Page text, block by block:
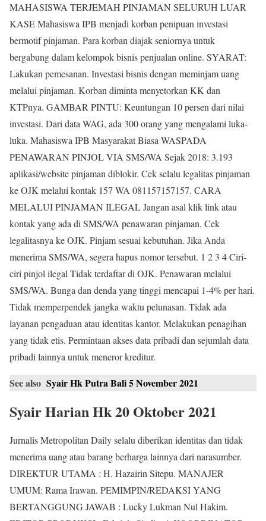
MAHASISWA TERJEMAH PINJAMAN SELURUH LUAR
KASE Mahasiswa IPB menjadi korban penipuan investasi
bermotif pinjaman. Para korban diajak seniornya untuk
bergabung dalam kelompok bisnis penjualan online. SYARAT:
Lakukan pemesanan. Investasi bisnis dengan meminjam uang
melalui pinjaman. Korban diminta menyetorkan KK dan
KTPnya. GAMBAR PINTU: Keuntungan 10 persen dari nilai
investasi. Dari data WAG, ada 300 orang yang mengalami luka-
luka. Mahasiswa IPB Masyarakat Biasa WASPADA
PENAWARAN PINJOL VIA SMS/WA Sejak 2018: 3.193
aplikasi/website pinjaman diblokir. Cek selalu legalitas pinjaman
ke OJK melalui kontak 157 WA 081157157157. CARA
MELALUI PINJAMAN ILEGAL Jangan asal klik link atau
kontak yang ada di SMS/WA penawaran pinjaman. Cek
legalitasnya ke OJK. Pinjam sesuai kebutuhan. Jika Anda
menerima SMS/WA, segera hapus nomor tersebut. 1 2 3 4 Ciri-
ciri pinjol ilegal Tidak terdaftar di OJK. Penawaran melalui
SMS/WA. Bunga dan denda yang tinggi mencapai 1-4% per hari.
Tidak memperpendek jangka waktu pelunasan. Tidak ada
layanan pengaduan atau identitas kantor. Melakukan penagihan
yang tidak etis. Permintaan akses data pribadi dan sejumlah data
pribadi lainnya untuk meneror kreditur.
See also Syair Hk Putra Bali 5 November 2021
Syair Harian Hk 20 Oktober 2021
Jurnalis Metropolitan Daily selalu diberikan identitas dan tidak
menerima uang atau barang berharga lainnya dari narasumber.
DIREKTUR UTAMA : H. Hazairin Sitepu. MANAJER
UMUM: Rama Irawan. PEMIMPIN/REDAKSI YANG
BERTANGGUNG JAWAB : Lucky Lukman Nul Hakim.